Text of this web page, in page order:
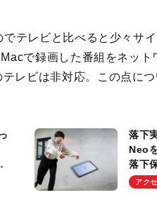
テレビと比べると少々サ
で録画した番組をネット
レビは非対応。この点に
落下
Neo
落下
Ultra
アク